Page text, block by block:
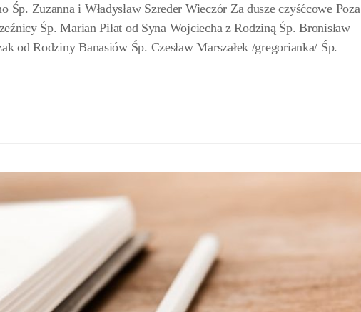
Śp. Zuzanna i Władysław Szreder Wieczór Za dusze czyśćcowe Poza
Śp. Marian Piłat od Syna Wojciecha z Rodziną Śp. Bronisław
od Rodziny Banasiów Śp. Czesław Marszałek /gregorianka/ Śp.